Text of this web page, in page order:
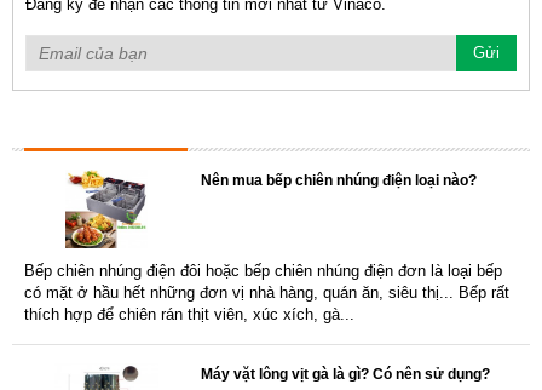
Đăng ký để nhận các thông tin mới nhất từ Vinaco.
Nên mua bếp chiên nhúng điện loại nào?
Bếp chiên nhúng điện đôi hoặc bếp chiên nhúng điện đơn là loại bếp
có mặt ở hầu hết những đơn vị nhà hàng, quán ăn, siêu thị... Bếp rất
thích hợp để chiên rán thịt viên, xúc xích, gà...
Máy vặt lông vịt gà là gì? Có nên sử dụng?